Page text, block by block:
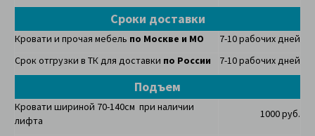
Сроки доставки
Кровати и прочая мебель по Москве и МО
7-10 рабочих дней
Срок отгрузки в ТК для доставки по России 7-10 рабочих дней
Подъем
Кровати шириной 70-140см при наличии
лифта
1000 руб.